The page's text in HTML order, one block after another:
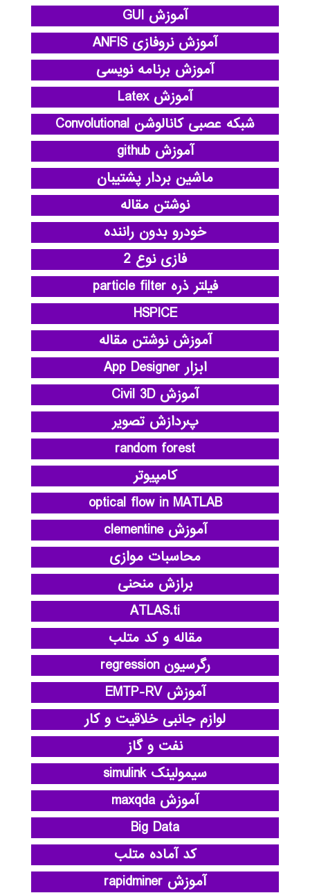
آموزش GUI
آموزش نروفازی ANFIS
آموزش برنامه نویسی
آموزش Latex
شبکه عصبی کانالوشن Convolutional
آموزش github
ماشین بردار پشتیبان
نوشتن مقاله
خودرو بدون راننده
فازی نوع 2
فیلتر ذره particle filter
HSPICE
آموزش نوشتن مقاله
ابزار App Designer
آموزش Civil 3D
پردازش تصویر
random forest
کامپیوتر
optical flow in MATLAB
آموزش clementine
محاسبات موازی
برازش منحنی
ATLAS.ti
مقاله و کد متلب
رگرسیون regression
آموزش EMTP-RV
لوازم جانبی خلاقیت و کار
نفت و گاز
سیمولینک simulink
آموزش maxqda
Big Data
کد آماده متلب
آموزش rapidminer